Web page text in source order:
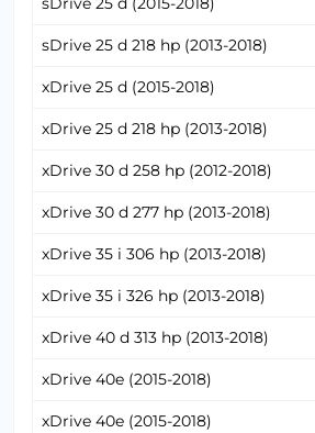
sDrive 25 d 218 hp (2013-2018)
xDrive 25 d (2015-2018)
xDrive 25 d 218 hp (2013-2018)
xDrive 30 d 258 hp (2012-2018)
xDrive 30 d 277 hp (2013-2018)
xDrive 35 i 306 hp (2013-2018)
xDrive 35 i 326 hp (2013-2018)
xDrive 40 d 313 hp (2013-2018)
xDrive 40e (2015-2018)
xDrive 40e (2015-2018)